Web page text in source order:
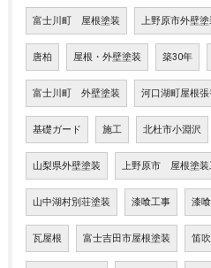
富士川町 屋根塗装 上野原市外壁塗
唐柏 屋根・外壁塗装 築30年
富士川町 外壁塗装 河口湖町屋根
基礎ガード 施工 北杜市小淵沢
山梨県外壁塗装 上野原市 屋根塗装
山中湖村別荘塗装 漆喰工事 漆
瓦屋根 富士吉田市屋根塗装 笛